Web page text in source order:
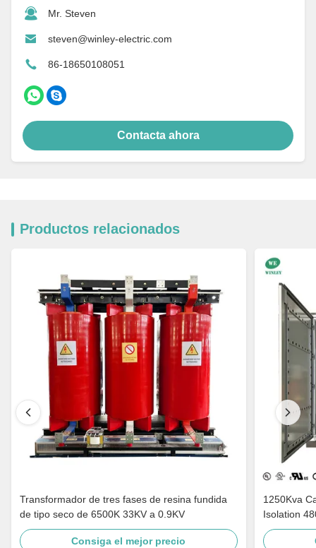
Mr. Steven
steven@winley-electric.com
86-18650108051
Contacta ahora
Productos relacionados
Transformador de tres fases de resina fundida
de tipo seco de 6500K 33KV a 0.9KV
Consiga el mejor precio
1250Kva Cast Resin Dry Type Transformers
Isolation